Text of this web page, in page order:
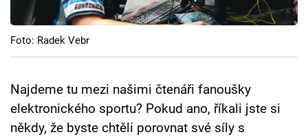
Cool Esport
Pořady
TV Program
Sledujte prima+
Foto: Radek Vebr
Najdeme tu mezi našimi čtenáři fanoušky
elektronického sportu? Pokud ano, říkali jste si
někdy, že byste chtěli porovnat své síly s